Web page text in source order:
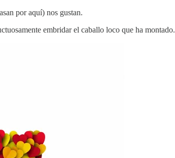
por aquí) nos gustan.
embridar el caballo loco que ha montado.